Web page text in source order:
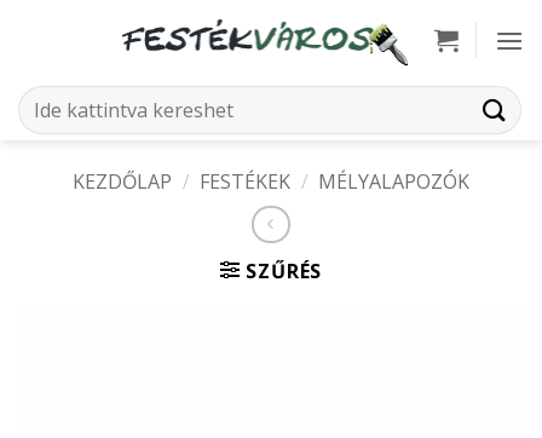
Keresés
a
KEZDŐLAP / FESTÉKEK / MÉLYALAPOZÓK
SZŰRÉS